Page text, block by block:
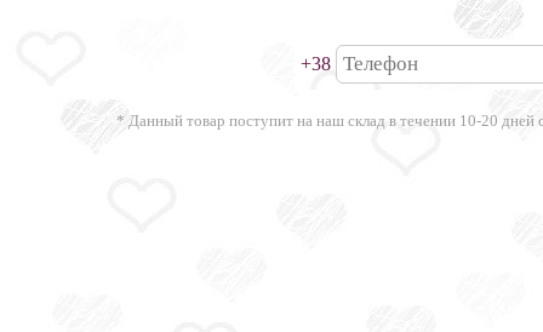
+38
* Данный товар поступит на наш склад в течении 10-20 дней